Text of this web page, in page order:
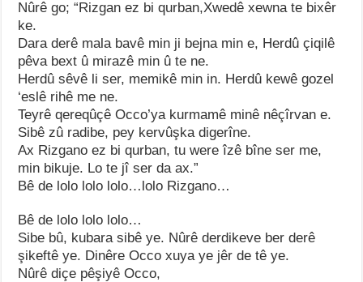
Nûrê go; “Rizgan ez bi qurban,Xwedê xewna te bixêr
ke.
Dara derê mala bavê min ji bejna min e, Herdû çiqilê
pêva bext û mirazê min û te ne.
Herdû sêvê li ser, memikê min in. Herdû kewê gozel
‘eslê rihê me ne.
Teyrê qereqûçê Occo’ya kurmamê minê nêçîrvan e.
Sibê zû radibe, pey kervûşka digerîne.
Ax Rizgano ez bi qurban, tu were îzê bîne ser me,
min bikuje. Lo te jî ser da ax.”
Bê de lolo lolo lolo…lolo Rizgano…
Bê de lolo lolo lolo…
Sibe bû, kubara sibê ye. Nûrê derdikeve ber derê
şikeftê ye. Dinêre Occo xuya ye jêr de tê ye.
Nûrê diçe pêşiyê Occo,